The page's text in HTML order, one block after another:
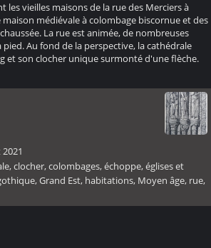
les vieilles maisons de la rue des Merciers à
médiévale à colombage biscornue et des
La rue est animée, de nombreuses
Au fond de la perspective, la cathédrale
et son clocher unique surmonté d'une flèche.
,clocher,colombages,échoppe,églises et
,Grand Est, habitations, Moyen âge, rue,